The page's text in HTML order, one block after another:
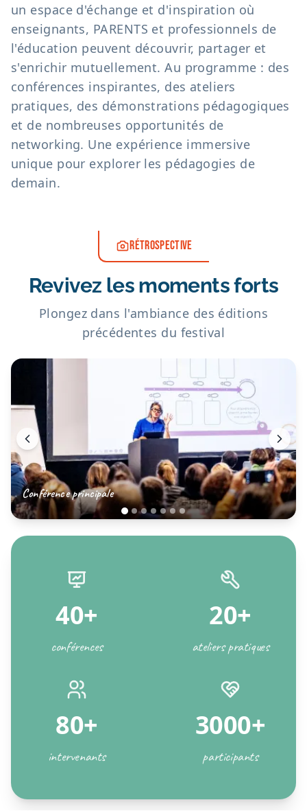
un espace d'échange et d'inspiration où
enseignants, PARENTS et professionnels de
l'éducation peuvent découvrir, partager et
s'enrichir mutuellement. Au programme : des
conférences inspirantes, des ateliers
pratiques, des démonstrations pédagogiques
et de nombreuses opportunités de
networking. Une expérience immersive
unique pour explorer les pédagogies de
demain.
RÉTROSPECTIVE
Revivez les moments forts
Plongez dans l'ambiance des éditions
précédentes du festival
Conférence principale
40+
conférences
20+
ateliers pratiques
80+
intervenants
3000+
participants